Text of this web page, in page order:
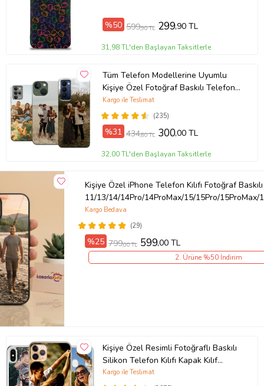
%50 599,90 TL 299,90 TL
31,98 TL'den Başlayan Taksitlerle
Tüm Telefon Modellerine Uyumlu
Kişiye Özel Fotoğraf Baskılı Telefon
Kılıfı
(235)
Kargo ile Teslimat
%31 434,80 TL 300,00 TL
32,00 TL'den Başlayan Taksitlerle
Kişiye Özel iPhone Telefon Kılıfı Fotoğraf Baskılı
11/13/14/14Pro/14ProMax/15/15Pro/
(29)
Kargo Bedava
%25 799,00 TL 599,00 TL
2. Ürüne %50 İndirim
Kişiye Özel Resimli Fotoğraflı Baskılı
Silikon Telefon Kılıfı Kapak Kılıf
(Telefon Modelleri Açıklamada)
Kargo ile Teslimat